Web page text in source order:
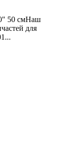
50 смНаш
для